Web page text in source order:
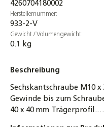
4260704180002
Herstellernummer:
933-2-V
Gewicht / Volumengewicht:
0.1 kg
Beschreibung
Sechskantschraube M10
Gewinde bis zum
40 x 40 mm Trägerprofil.…